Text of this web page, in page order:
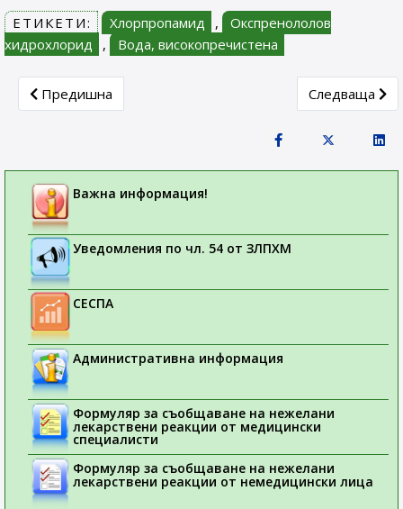
ЕТИКЕТИ: Хлорпропамид ,
Окспренололов
хидрохлорид
, Вода, високопречистена
Previous article: Дати на влизане в сила на
Предишна Next article:
Следваща
Важна информация!
Уведомления по чл. 54 от ЗЛПХМ
СЕСПА
Административна информация
Формуляр за съобщаване на нежелани
лекарствени реакции от медицински
специалисти
Формуляр за съобщаване на нежелани
лекарствени реакции от немедицински лица